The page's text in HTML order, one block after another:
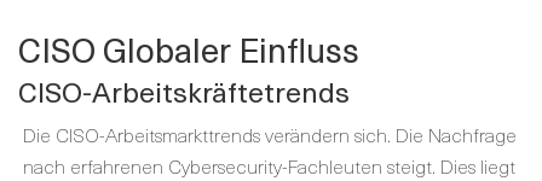
CISO Globaler Einfluss
CISO-Arbeitskräftetrends
Die CISO-Arbeitsmarkttrends verändern sich. Die Nachfrage
nach erfahrenen Cybersecurity-Fachleuten steigt. Dies liegt